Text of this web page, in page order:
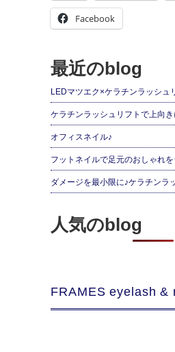
Facebook
最近のblog
LEDマツエク×ケラチンラッシュ
ケラチンラッシュリフトで上向き
オフィスネイル♪
フットネイルで足元のおしゃれ
ダメージを最小限に♪ケラチンラ
人気のblog
FRAMES eyelash &